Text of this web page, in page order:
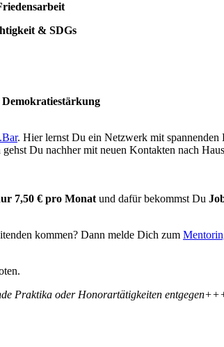
& SDGs
Demokratiestärkung
. Hier lernst Du ein Netzwerk mit
Du nachher mit neuen Kontakten nach
7,50 € pro Monat und dafür bekommst Du
kommen? Dann melde Dich zum
Praktika oder Honorartätigkeiten